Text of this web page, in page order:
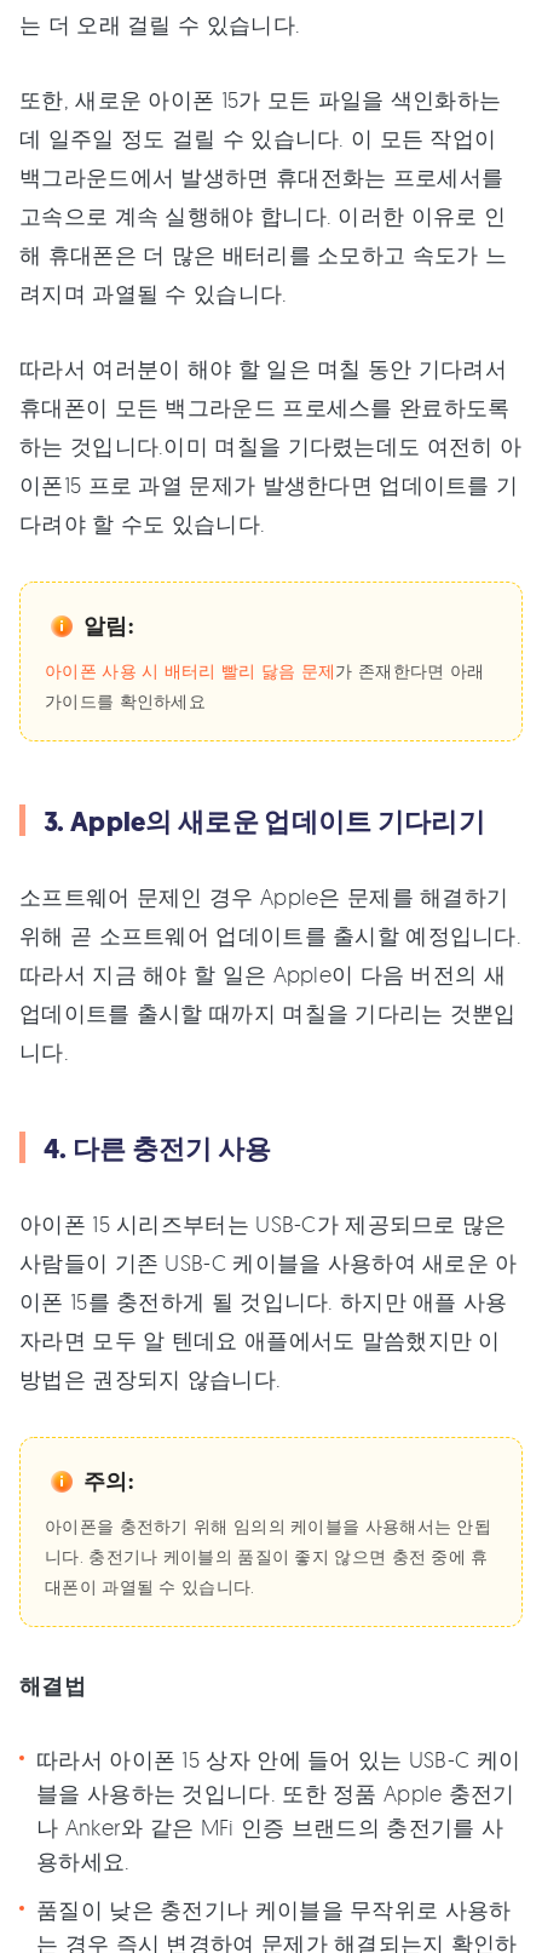
는 더 오래 걸릴 수 있습니다.
또한, 새로운 아이폰 15가 모든 파일을 색인화하는
데 일주일 정도 걸릴 수 있습니다. 이 모든 작업이
백그라운드에서 발생하면 휴대전화는 프로세서를
고속으로 계속 실행해야 합니다. 이러한 이유로 인
해 휴대폰은 더 많은 배터리를 소모하고 속도가 느
려지며 과열될 수 있습니다.
따라서 여러분이 해야 할 일은 며칠 동안 기다려서
휴대폰이 모든 백그라운드 프로세스를 완료하도록
하는 것입니다.이미 며칠을 기다렸는데도 여전히 아
이폰15 프로 과열 문제가 발생한다면 업데이트를 기
다려야 할 수도 있습니다.
알림:
아이폰 사용 시 배터리 빨리 닳음 문제가 존재한다면 아래
가이드를 확인하세요
3. Apple의 새로운 업데이트 기다리기
소프트웨어 문제인 경우 Apple은 문제를 해결하기
위해 곧 소프트웨어 업데이트를 출시할 예정입니다.
따라서 지금 해야 할 일은 Apple이 다음 버전의 새
업데이트를 출시할 때까지 며칠을 기다리는 것뿐입
니다.
4. 다른 충전기 사용
아이폰 15 시리즈부터는 USB-C가 제공되므로 많은
사람들이 기존 USB-C 케이블을 사용하여 새로운 아
이폰 15를 충전하게 될 것입니다. 하지만 애플 사용
자라면 모두 알 텐데요 애플에서도 말씀했지만 이
방법은 권장되지 않습니다.
주의:
아이폰을 충전하기 위해 임의의 케이블을 사용해서는 안됩
니다. 충전기나 케이블의 품질이 좋지 않으면 충전 중에 휴
대폰이 과열될 수 있습니다.
해결법
따라서 아이폰 15 상자 안에 들어 있는 USB-C 케이
블을 사용하는 것입니다. 또한 정품 Apple 충전기
나 Anker와 같은 MFi 인증 브랜드의 충전기를 사
용하세요.
품질이 낮은 충전기나 케이블을 무작위로 사용하
는 경우 즉시 변경하여 문제가 해결되는지 확인하